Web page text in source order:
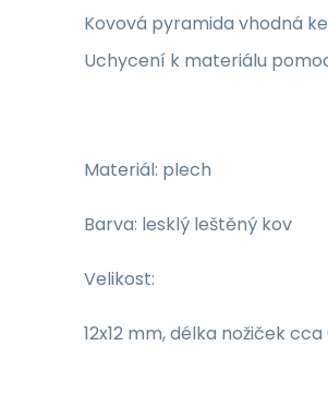
Kovová pyramida vhodná
Uchycení k materiálu
Materiál: plech
Barva: lesklý leštěný kov
Velikost:
12x12 mm, délka nožiček